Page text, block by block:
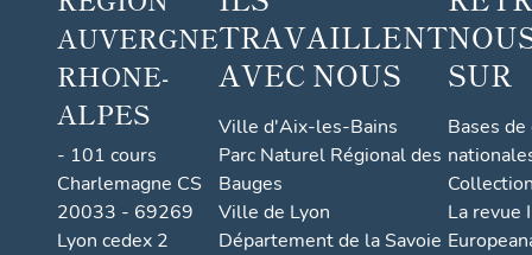
AUVERGNE
RHONE-
ALPES
- 101 cours
Charlemagne CS
20033 - 69269
Lyon cedex 2
TRAVAILLENT
AVEC NOUS
Ville d'Aix-les-Bains
Parc Naturel Régional des
Bauges
Ville de Lyon
Département de la Savoie
SUR
Bases
La revue